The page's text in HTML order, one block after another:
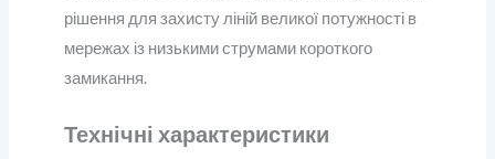
рішення для захисту ліній великої потужності в
мережах із низькими струмами короткого
замикання.
Технічні характеристики